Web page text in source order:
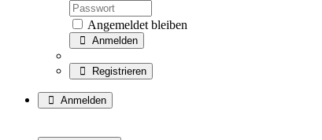
Angemeldet bleiben
Anmelden
Registrieren
Anmelden